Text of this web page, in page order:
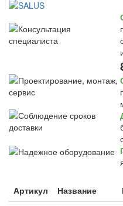
Артикул Название